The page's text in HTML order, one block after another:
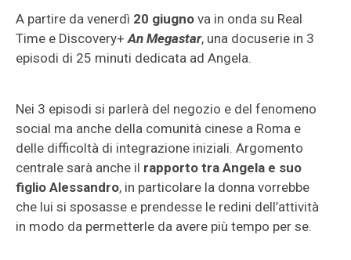
A partire da venerdì 20 giugno va in onda su Real
Time e Discovery+ An Megastar, una docuserie in 3
episodi di 25 minuti dedicata ad Angela.
Nei 3 episodi si parlerà del negozio e del fenomeno
social ma anche della comunità cinese a Roma e
delle difficoltà di integrazione iniziali. Argomento
centrale sarà anche il rapporto tra Angela e suo
figlio Alessandro, in particolare la donna vorrebbe
che lui si sposasse e prendesse le redini dell’attività
in modo da permetterle da avere più tempo per se.